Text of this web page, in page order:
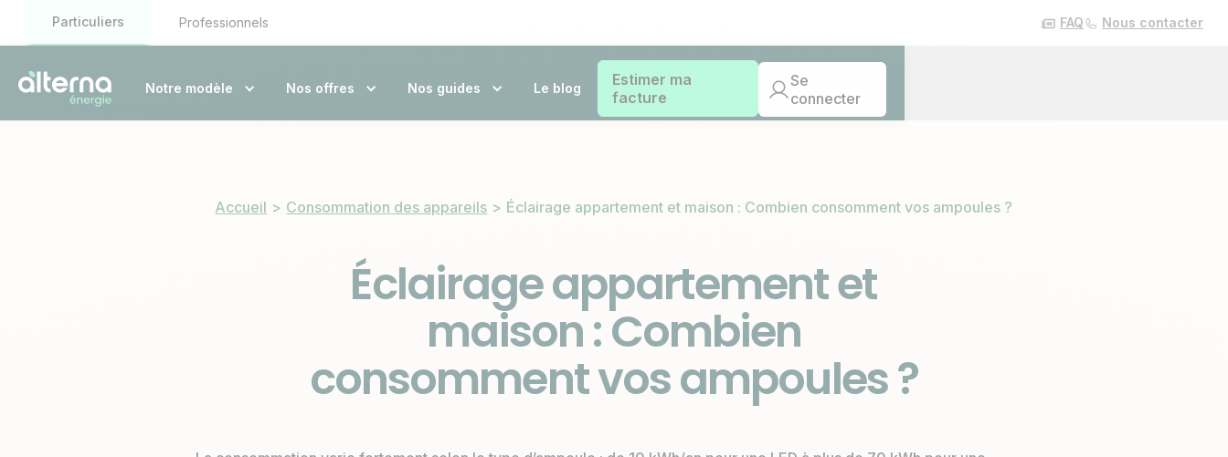
Particuliers Professionnels FAQ Nous contacter
Notre modèle Nos offres Nos guides Le blog
Estimer ma
facture
Se
connecter
Accueil > Consommation des appareils > Éclairage appartement et maison : Combien consomment vos ampoules ?
Éclairage appartement et
maison : Combien
consomment vos ampoules ?